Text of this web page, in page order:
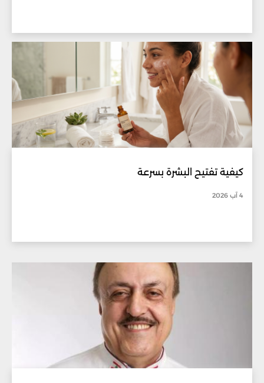
كيفية تفتيح البشرة بسرعة
4 آب 2026